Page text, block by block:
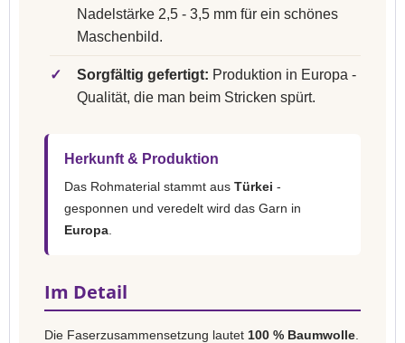
Nadelstärke 2,5 - 3,5 mm für ein schönes
Maschenbild.
✓ Sorgfältig gefertigt: Produktion in Europa -
Qualität, die man beim Stricken spürt.
Herkunft & Produktion
Das Rohmaterial stammt aus Türkei -
gesponnen und veredelt wird das Garn in
Europa
Im Detail
Die Faserzusammensetzung lautet 100 % Baumwolle